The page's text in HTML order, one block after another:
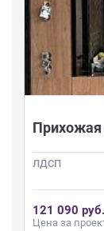
ЛДСП
121 090 руб.
Цена за